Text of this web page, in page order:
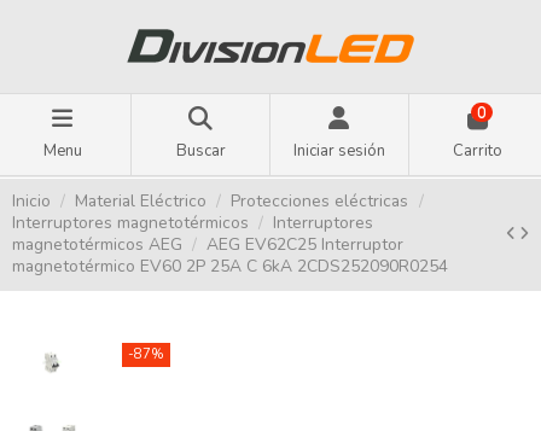
Menu Buscar Iniciar sesión
0
Carrito
Inicio Material Eléctrico
Protecciones eléctricas
Interruptores magnetotérmicos
Interruptores
magnetotérmicos AEG
AEG EV62C25 Interruptor
magnetotérmico EV60 2P 25A C 6kA 2CDS252090R0254
-87%